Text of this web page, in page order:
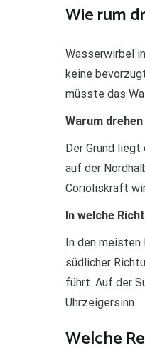
Wie rum
Wasserwirbel
keine
müsste das
Warum
Der Grund
auf der
Corioliskraft
In welche
In den meisten
südlicher
führt. Auf der
Uhrzeigersinn.
Welche